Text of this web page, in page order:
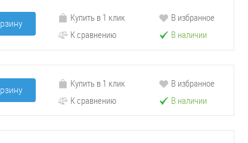
Купить в 1 клик
К сравнению
В избранное
В наличии
Купить в 1 клик
К сравнению
В избранное
В наличии